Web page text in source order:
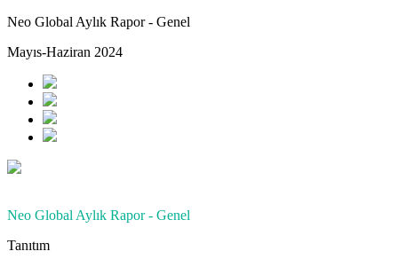
Neo Global Aylık Rapor - Genel
Mayıs-Haziran 2024
Neo Global Aylık Rapor - Genel
Tanıtım